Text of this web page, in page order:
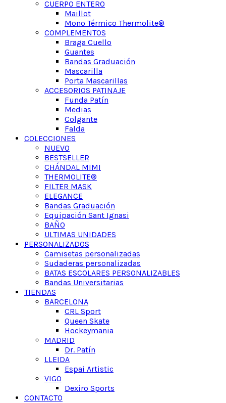
CUERPO ENTERO
Maillot
Mono Térmico Thermolite®
COMPLEMENTOS
Braga Cuello
Guantes
Bandas Graduación
Mascarilla
Porta Mascarillas
ACCESORIOS PATINAJE
Funda Patín
Medias
Colgante
Falda
COLECCIONES
NUEVO
BESTSELLER
CHÁNDAL MIMI
THERMOLITE®
FILTER MASK
ELEGANCE
Bandas Graduación
Equipación Sant Ignasi
BAÑO
ULTIMAS UNIDADES
PERSONALIZADOS
Camisetas personalizadas
Sudaderas personalizadas
BATAS ESCOLARES PERSONALIZABLES
Bandas Universitarias
TIENDAS
BARCELONA
CRL Sport
Queen Skate
Hockeymania
MADRID
Dr. Patín
LLEIDA
Espai Artistic
VIGO
Dexiro Sports
CONTACTO